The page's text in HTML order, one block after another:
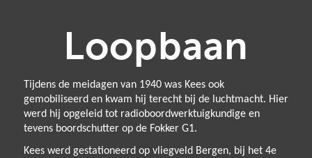
Loopbaan
Tijdens de meidagen van 1940 was Kees ook
gemobiliseerd en kwam hij terecht bij de luchtmacht. Hier
werd hij opgeleid tot radioboordwerktuigkundige en
tevens boordschutter op de Fokker G1.
Kees werd gestationeerd op vliegveld Bergen, bij het 4e